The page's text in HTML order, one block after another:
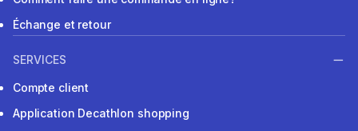
Échange et retour
SERVICES
Compte client
Application Decathlon shopping